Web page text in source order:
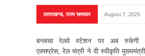
उत्तराखण्ड,राज्य समाचार August 7, 2026
बनबसा रेलवे स्टेशन पर अब रुकेगी
एक्सप्रेस, रेल मंत्री ने दी स्वीकृति